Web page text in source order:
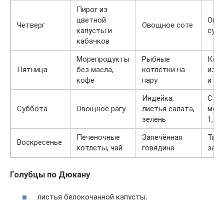
Четверг
Пирог из
цветной
капусты и
кабачков
Овощное соте
Пятница
Морепродукты
без масла,
кофе
Рыбные
котлетки на
пару
из
и
Суббота Овощное рагу
Индейка,
листья салата,
зелень
1,5%
Воскресенье
Печеночные
котлеты, чай
Запечённая
говядина
Голубцы по Дюкану
листья белокочанной капусты;